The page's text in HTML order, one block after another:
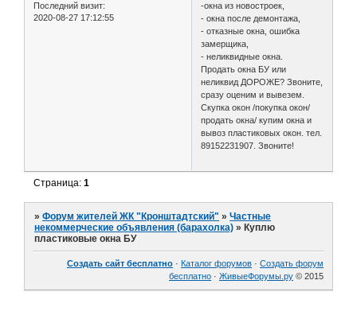
Последний визит:
2020-08-27 17:12:55
-окна из новостроек,
- окна после демонтажа,
- отказные окна, ошибка
замерщика,
- неликвидные окна.
Продать окна БУ или
неликвид ДОРОЖЕ? Звоните,
сразу оценим и вывезем.
Скупка окон /покупка окон/
продать окна/ купим окна и
вывоз пластиковых окон. тел.
89152231907. Звоните!
Страница:1
»Форум жителей ЖК "Кронштадтский" »Частные
некоммерческие объявления (барахолка) »Куплю
пластиковые окна БУ
Создать сайт бесплатно · Каталог форумов · Создать форум
бесплатно · ЖивыеФорумы.ру © 2015